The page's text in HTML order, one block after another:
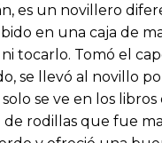
es un novillero
en una caja de
tocarlo. Tomó el
se llevó al novillo
se ve en los
rodillas que fue